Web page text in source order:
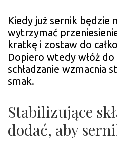
Kiedy już sernik będzie
wytrzymać
kratkę i zostaw do
Dopiero wtedy włóż
schładzanie wzmacnia
smak.
Stabilizujące
dodać, aby